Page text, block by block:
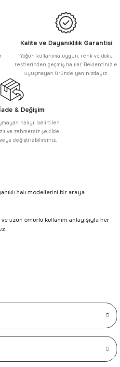
Kalite ve Dayanıklılık Garantisi
Yoğun kullanıma uygun, renk ve doku
testlerinden geçmiş halılar. Beklentinizle
uyuşmayan üründe yanınızdayız.
& Değişim
halıyı, belirtilen
ve zahmetsiz şekilde
değiştirebilirsiniz.
halı modellerini bir araya
uzun ömürlü kullanım anlayışıyla her